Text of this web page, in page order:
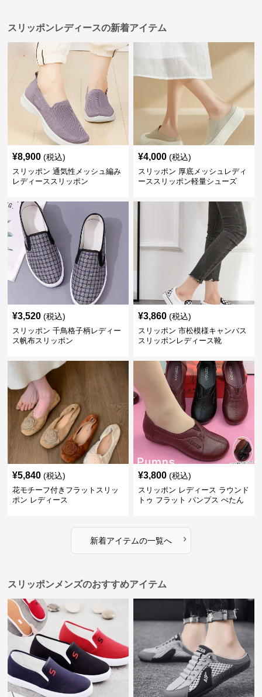
スリッポンレディースの新着アイテム
¥8,900 (税込)
スリッポン 通気性メッシュ編み
レディーススリッポン
¥4,000 (税込)
スリッポン 厚底メッシュレディ
ーススリッポン軽量シューズ
¥3,520 (税込)
スリッポン 千鳥格子柄レディー
ス帆布スリッポン
¥3,860 (税込)
スリッポン 市松模様キャンバス
スリッポンレディース靴
¥5,840 (税込)
花モチーフ付きフラットスリッ
ポン レディース
¥3,800 (税込)
スリッポン レディース ラウンド
トゥ フラット パンプス ぺたん
新着アイテムの一覧へ ›
スリッポンメンズのおすすめアイテム